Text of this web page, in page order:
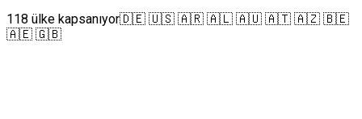
118 ülke kapsanıyor🇩🇪 🇺🇸 🇦🇷 🇦🇱 🇦🇺 🇦🇹 🇦🇿 🇧🇪
🇦🇪 🇬🇧